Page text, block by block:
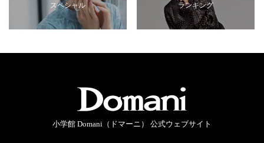
スペシャル ランキング
小学館 Domani（ドマーニ） 公式ウェブサイト